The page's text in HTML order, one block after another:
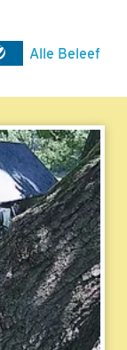
Alle Beleef